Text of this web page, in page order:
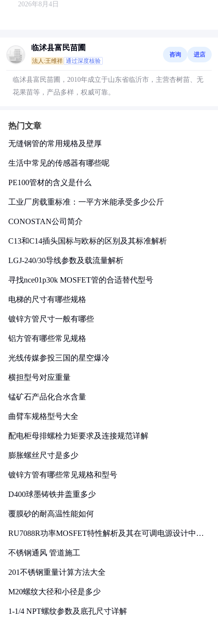
2026年8月4日
临沭县富民苗圃
法人:王维祥 通过深度核验
咨询 进店
临沭县富民苗圃，2010年成立于山东省临沂市，主营杏树苗、无
花果苗等，产品多样，权威可靠。
热门文章
无缝钢管的常用规格及壁厚
生活中常见的传感器有哪些呢
PE100管材的含义是什么
工业厂房载重标准：一平方米能承受多少公斤
CONOSTAN公司简介
C13和C14插头国标与欧标的区别及其标准解析
LGJ-240/30导线参数及载流量解析
寻找nce01p30k MOSFET管的合适替代型号
电梯的尺寸有哪些规格
镀锌方管尺寸一般有哪些
铝方管有哪些常见规格
光线传媒参投三国的星空爆冷
横担型号对应重量
锰矿石产品化合水含量
曲臂车规格型号大全
配电柜母排螺栓力矩要求及连接规范详解
膨胀螺丝尺寸是多少
镀锌方管有哪些常见规格和型号
D400球墨铸铁井盖重多少
覆膜砂的耐高温性能如何
RU7088R功率MOSFET特性解析及其在可调电源设计中的
不锈钢通风 管道施工
201不锈钢重量计算方法大全
M20螺纹大径和小径是多少
1-1/4 NPT螺纹参数及底孔尺寸详解